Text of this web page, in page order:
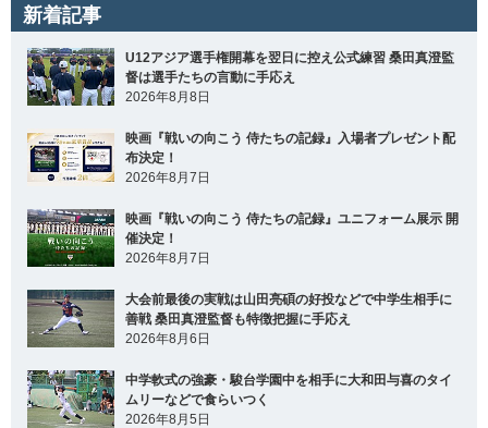
新着記事
U12アジア選手権開幕を翌日に控え公式練習 桑田真澄監
督は選手たちの言動に手応え
2026年8月8日
映画『戦いの向こう 侍たちの記録』入場者プレゼント配
布決定！
2026年8月7日
映画『戦いの向こう 侍たちの記録』ユニフォーム展示 開
催決定！
2026年8月7日
大会前最後の実戦は山田亮碩の好投などで中学生相手に
善戦 桑田真澄監督も特徴把握に手応え
2026年8月6日
中学軟式の強豪・駿台学園中を相手に大和田与喜のタイ
ムリーなどで食らいつく
2026年8月5日